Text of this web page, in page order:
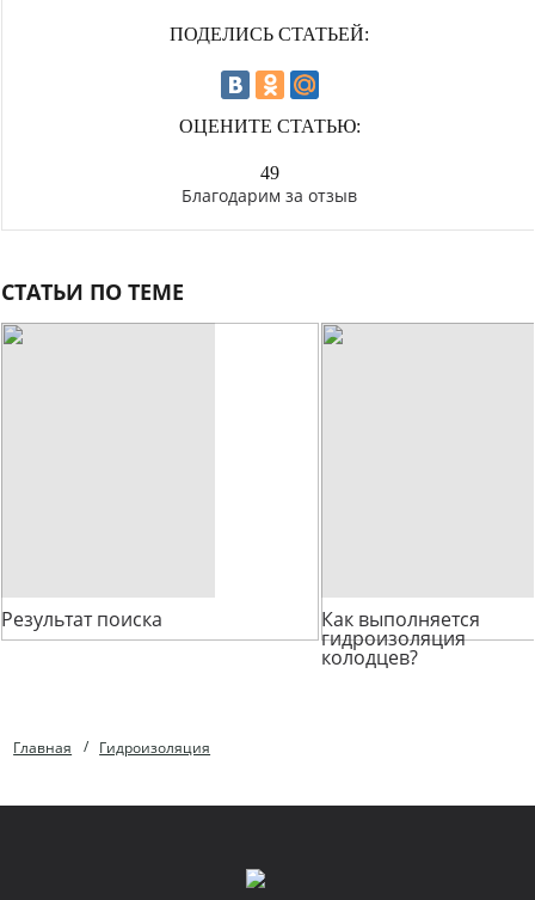
ПОДЕЛИСЬ СТАТЬЕЙ:
ОЦЕНИТЕ СТАТЬЮ:
49
Благодарим за отзыв
СТАТЬИ ПО ТЕМЕ
Результат поиска Как выполняется
гидроизоляция
колодцев?
Главная Гидроизоляция